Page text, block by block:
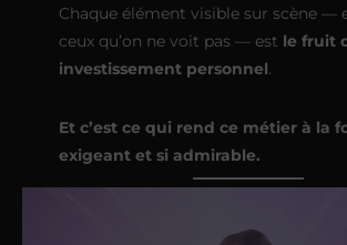
Chaque élément visible sur scène —
ceux qu’on ne voit pas — est le fruit
investissement personnel.
Et c’est ce qui rend ce métier à la
exigeant et si admirable.